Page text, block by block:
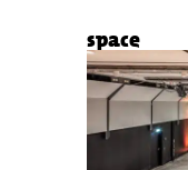
space